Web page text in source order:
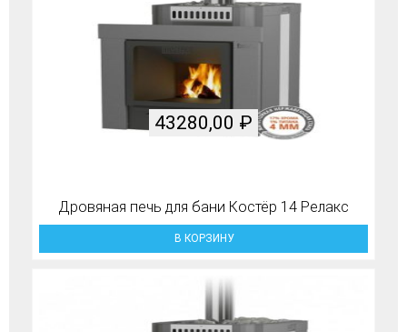
Дровяная печь для бани Костёр 14 Релакс
43280,00 ₽
В КОРЗИНУ